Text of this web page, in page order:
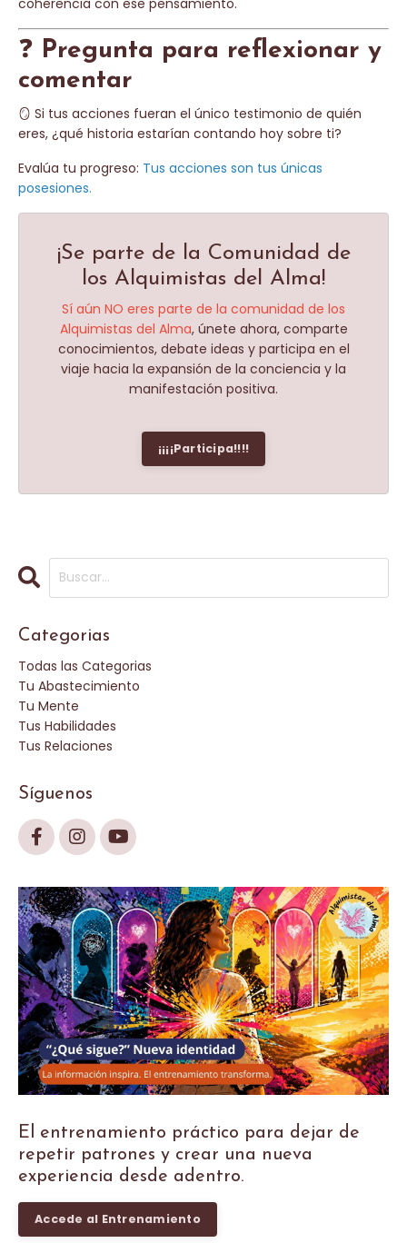
❓ Pregunta para reflexionar y
comentar
🪞 Si tus acciones fueran el único testimonio de quién
eres, ¿qué historia estarían contando hoy sobre ti?
Evalúa tu progreso: Tus acciones son tus únicas
posesiones.
¡Se parte de la Comunidad de
los Alquimistas del Alma!
Sí aún NO eres parte de la comunidad de los
Alquimistas del Alma, únete ahora, comparte
conocimientos, debate ideas y participa en el
viaje hacia la expansión de la conciencia y la
manifestación positiva.
¡¡¡¡Participa!!!!
Categorias
Todas las Categorias
Tu Abastecimiento
Tu Mente
Tus Habilidades
Tus Relaciones
Síguenos
El entrenamiento práctico para dejar de
repetir patrones y crear una nueva
experiencia desde adentro.
Accede al Entrenamiento